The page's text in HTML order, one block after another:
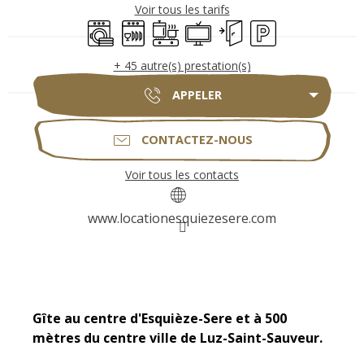
Voir tous les tarifs
Lave lingeLave vaisselle
Plaque de cuisson
TélévisionEntrée indépendante
Parking
+ 45 autre(s) prestation(s)
APPELER
CONTACTEZ-NOUS
Voir tous les contacts
www.locationesquiezesere.com
Gîte au centre d'Esquièze-Sere et à 500
mètres du centre ville de Luz-Saint-Sauveur.